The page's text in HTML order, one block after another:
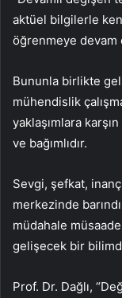
aktüel bilgilerle
öğrenmeye
Bununla birlikte
mühendislik
yaklaşımlara
ve bağımlıdır.
Sevgi, şefkat,
merkezinde
müdahale
gelişecek bir
Prof. Dr. Dağlı,